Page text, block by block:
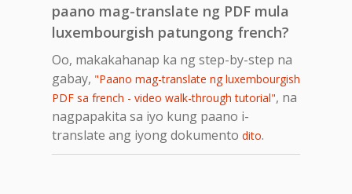
paano mag-translate ng PDF mula
luxembourgish patungong french?
Oo, makakahanap ka ng step-by-step na
gabay, "Paano mag-translate ng luxembourgish
PDF sa french - video walk-through tutorial", na
nagpapakita sa iyo kung paano i-
translate ang iyong dokumento dito.